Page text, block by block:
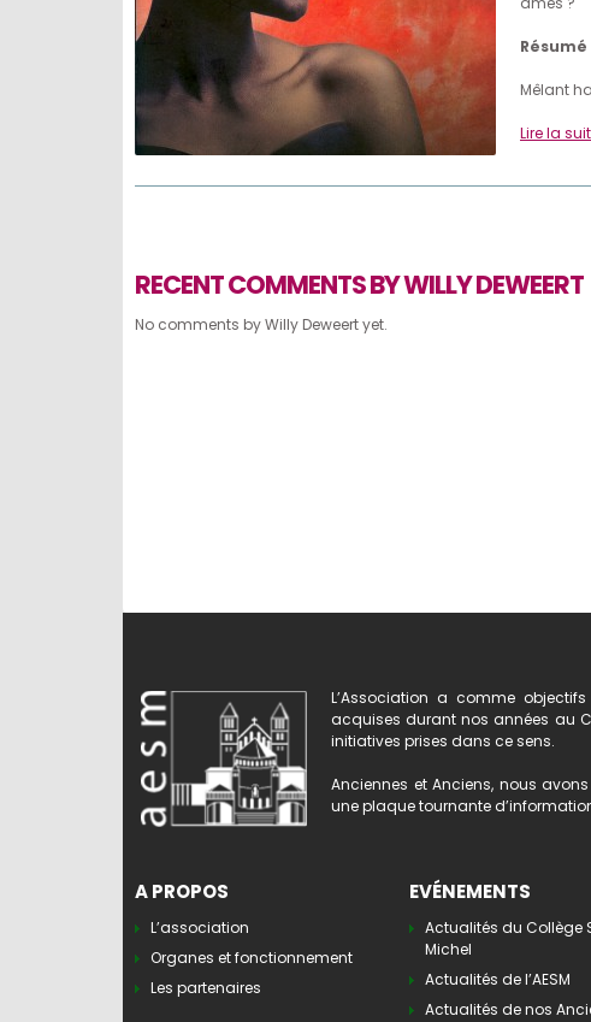
Résumé
Mêlant
Lire la
RECENT COMMENTS BY WILLY DEWEERT
No comments by Willy Deweert yet.
L’Association a comme
acquises durant nos années au
initiatives prises dans ce sens.
Anciennes et Anciens, nous
une plaque tournante
A PROPOS
L’association
Organes et fonctionnement
Les partenaires
EVÉNEMENTS
Actualités du Collège
Michel
Actualités de l’AESM
Actualités de nos